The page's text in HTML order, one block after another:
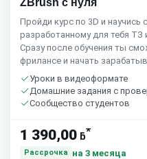
ZBrush с нуля
Пройди курс по 3D и научись
разработанному для тебя ТЗ
Сразу после обучения ты
фрилансе и начать
Уроки в видеоформате
Домашние задания с
Сообщество студентов
1 390,00 ƃ*
Рассрочка на 3 месяца